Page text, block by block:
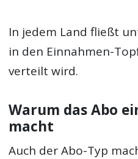
In jedem Land fließt
in den Einnahmen-
verteilt wird.
Warum das Abo
macht
Auch der Abo-Typ